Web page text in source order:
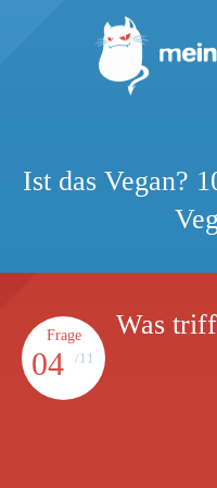
Ist das Vegan?
Frage
04 /11
Was